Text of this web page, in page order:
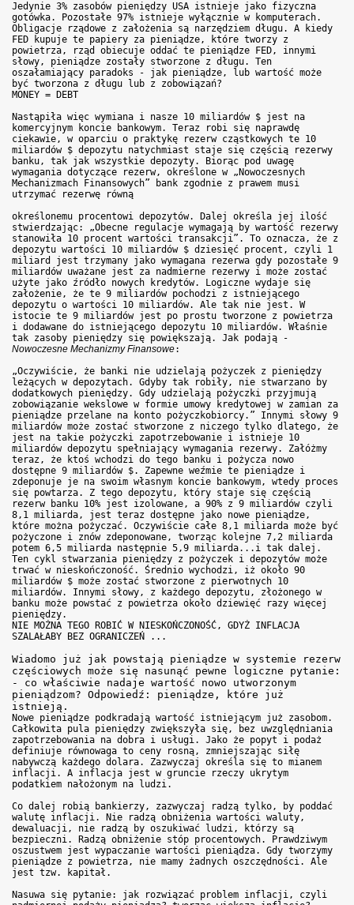
Jedynie 3% zasobów pieniędzy USA istnieje jako fizyczna
gotówka. Pozostałe 97% istnieje wyłącznie w komputerach.
Obligacje rządowe z założenia są narzędziem długu. A kiedy
FED kupuje te papiery za pieniądze, które tworzy z
powietrza, rząd obiecuje oddać te pieniądze FED, innymi
słowy, pieniądze zostały stworzone z długu. Ten
oszałamiający paradoks - jak pieniądze, lub wartość może
być tworzona z długu lub z zobowiązań?
MONEY = DEBT
Nastąpiła więc wymiana i nasze 10 miliardów $ jest na
komercyjnym koncie bankowym. Teraz robi się naprawdę
ciekawie, w oparciu o praktykę rezerw cząstkowych te 10
miliardów $ depozytu natychmiast staje się częścią rezerwy
banku, tak jak wszystkie depozyty. Biorąc pod uwagę
wymagania dotyczące rezerw, określone w „Nowoczesnych
Mechanizmach Finansowych” bank zgodnie z prawem musi
utrzymać rezerwę równą
określonemu procentowi depozytów. Dalej określa jej ilość
stwierdzając: „Obecne regulacje wymagają by wartość rezerwy
stanowiła 10 procent wartości transakcji”. To oznacza, że z
depozytu wartości 10 miliardów $ dziesięć procent, czyli 1
miliard jest trzymany jako wymagana rezerwa gdy pozostałe 9
miliardów uważane jest za nadmierne rezerwy i może zostać
użyte jako źródło nowych kredytów. Logiczne wydaje się
założenie, że te 9 miliardów pochodzi z istniejącego
depozytu o wartości 10 miliardów. Ale tak nie jest. W
istocie te 9 miliardów jest po prostu tworzone z powietrza
i dodawane do istniejącego depozytu 10 miliardów. Właśnie
tak zasoby pieniędzy się powiększają. Jak podają -
Nowoczesne Mechanizmy Finansowe:
„Oczywiście, że banki nie udzielają pożyczek z pieniędzy
leżących w depozytach. Gdyby tak robiły, nie stwarzano by
dodatkowych pieniędzy. Gdy udzielają pożyczki przyjmują
zobowiązanie wekslowe w formie umowy kredytowej w zamian za
pieniądze przelane na konto pożyczkobiorcy.” Innymi słowy 9
miliardów może zostać stworzone z niczego tylko dlatego, że
jest na takie pożyczki zapotrzebowanie i istnieje 10
miliardów depozytu spełniający wymagania rezerwy. Załóżmy
teraz, że ktoś wchodzi do tego banku i pożycza nowo
dostępne 9 miliardów $. Zapewne weźmie te pieniądze i
zdeponuje je na swoim własnym koncie bankowym, wtedy proces
się powtarza. Z tego depozytu, który staje się częścią
rezerw banku 10% jest izolowane, a 90% z 9 miliardów czyli
8,1 miliarda, jest teraz dostępne jako nowe pieniądze,
które można pożyczać. Oczywiście całe 8,1 miliarda może być
pożyczone i znów zdeponowane, tworząc kolejne 7,2 miliarda
potem 6,5 miliarda następnie 5,9 miliarda...i tak dalej.
Ten cykl stwarzania pieniędzy z pożyczek i depozytów może
trwać w nieskończoność. Średnio wychodzi, iż około 90
miliardów $ może zostać stworzone z pierwotnych 10
miliardów. Innymi słowy, z każdego depozytu, złożonego w
banku może powstać z powietrza około dziewięć razy więcej
pieniędzy.
NIE MOŻNA TEGO ROBIĆ W NIESKOŃCZONOŚĆ, GDYŻ INFLACJA
SZALAŁABY BEZ OGRANICZEŃ ...
Wiadomo już jak powstają pieniądze w systemie rezerw
częściowych może się nasunąć pewne logiczne pytanie:
- co właściwie nadaje wartość nowo utworzonym
pieniądzom? Odpowiedź: pieniądze, które już
istnieją.
Nowe pieniądze podkradają wartość istniejącym już zasobom.
Całkowita pula pieniędzy zwiększyła się, bez uwzględniania
zapotrzebowania na dobra i usługi. Jako że popyt i podaż
definiuje równowaga to ceny rosną, zmniejszając siłę
nabywczą każdego dolara. Zazwyczaj określa się to mianem
inflacji. A inflacja jest w gruncie rzeczy ukrytym
podatkiem nałożonym na ludzi.
Co dalej robią bankierzy, zazwyczaj radzą tylko, by poddać
walutę inflacji. Nie radzą obniżenia wartości waluty,
dewaluacji, nie radzą by oszukiwać ludzi, którzy są
bezpieczni. Radzą obniżenie stóp procentowych. Prawdziwym
oszustwem jest wypaczanie wartości pieniądza. Gdy tworzymy
pieniądze z powietrza, nie mamy żadnych oszczędności. Ale
jest tzw. kapitał.
Nasuwa się pytanie: jak rozwiązać problem inflacji, czyli